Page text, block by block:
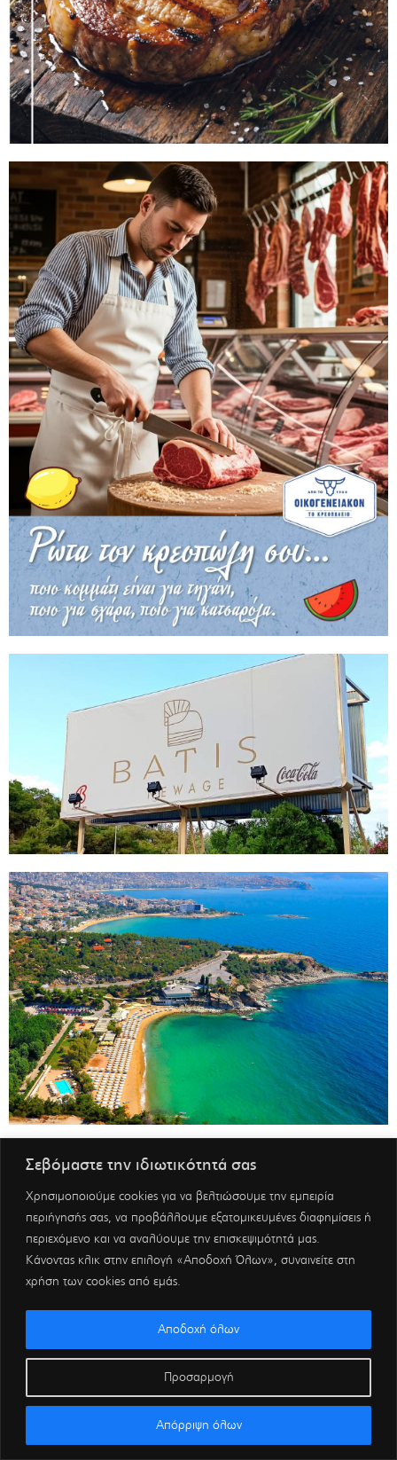
Σεβόμαστε την ιδιωτικότητά σας
Χρησιμοποιούμε cookies για να βελτιώσουμε την εμπειρία
περιήγησής σας, να προβάλλουμε εξατομικευμένες διαφημίσεις ή
περιεχόμενο και να αναλύουμε την επισκεψιμότητά μας.
Κάνοντας κλικ στην επιλογή «Αποδοχή Όλων», συναινείτε στη
χρήση των cookies από εμάς.
Προσαρμογή
Απόρριψη όλων
Αποδοχή όλων